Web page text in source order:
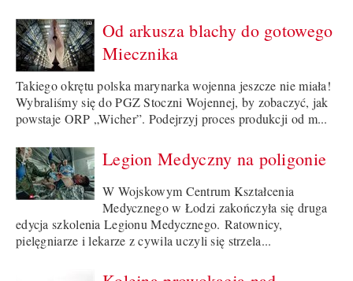
Od arkusza blachy do gotowego
Miecznika
Takiego okrętu polska marynarka wojenna jeszcze nie miała!
Wybraliśmy się do PGZ Stoczni Wojennej, by zobaczyć, jak
powstaje ORP „Wicher”. Podejrzyj proces produkcji od m...
Legion Medyczny na poligonie
W Wojskowym Centrum Kształcenia
Medycznego w Łodzi zakończyła się druga
edycja szkolenia Legionu Medycznego. Ratownicy,
pielęgniarze i lekarze z cywila uczyli się strzela...